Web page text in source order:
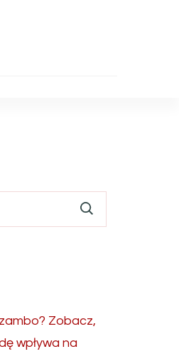
Zobacz,
wpływa na